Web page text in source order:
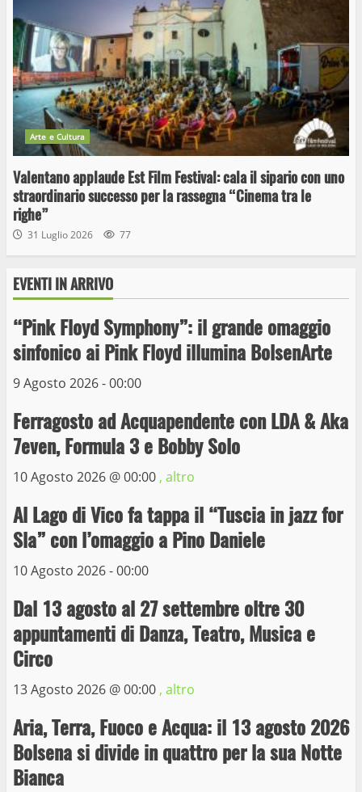
Arte e Cultura
Valentano applaude Est Film Festival: cala il sipario con uno
straordinario successo per la rassegna “Cinema tra le
righe”
31 Luglio 2026 77
EVENTI IN ARRIVO
“Pink Floyd Symphony”: il grande omaggio
sinfonico ai Pink Floyd illumina BolsenArte
9 Agosto 2026 - 00:00
Ferragosto ad Acquapendente con LDA & Aka
7even, Formula 3 e Bobby Solo
10 Agosto 2026 @00:00 , altro
Al Lago di Vico fa tappa il “Tuscia in jazz for
Sla” con l’omaggio a Pino Daniele
10 Agosto 2026 - 00:00
Dal 13 agosto al 27 settembre oltre 30
appuntamenti di Danza, Teatro, Musica e
Circo
13 Agosto 2026 @00:00 , altro
Aria, Terra, Fuoco e Acqua: il 13 agosto 2026
Bolsena si divide in quattro per la sua Notte
Bianca
3
Wiplanet Baseball supera il Napoli
9 Maggio 2023
4
La Polizia di Stato arresta il ladro seriale
delle auto in sosta a Viterbo
10 Maggio 2023
Prorogata la mostra dei bozzetti di
Michelangelo Buonarroti ospitata al
Museo dei Portici
6
Trasporto pubblico locale, trasferimento
15 Giugno 2023
Giochi Sportivi Studenteschi di Atletica a
Viterbo